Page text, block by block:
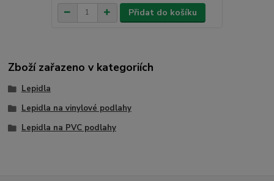
Přidat do košíku
Zboží zařazeno v kategoriích
Lepidla
Lepidla na vinylové podlahy
Lepidla na PVC podlahy